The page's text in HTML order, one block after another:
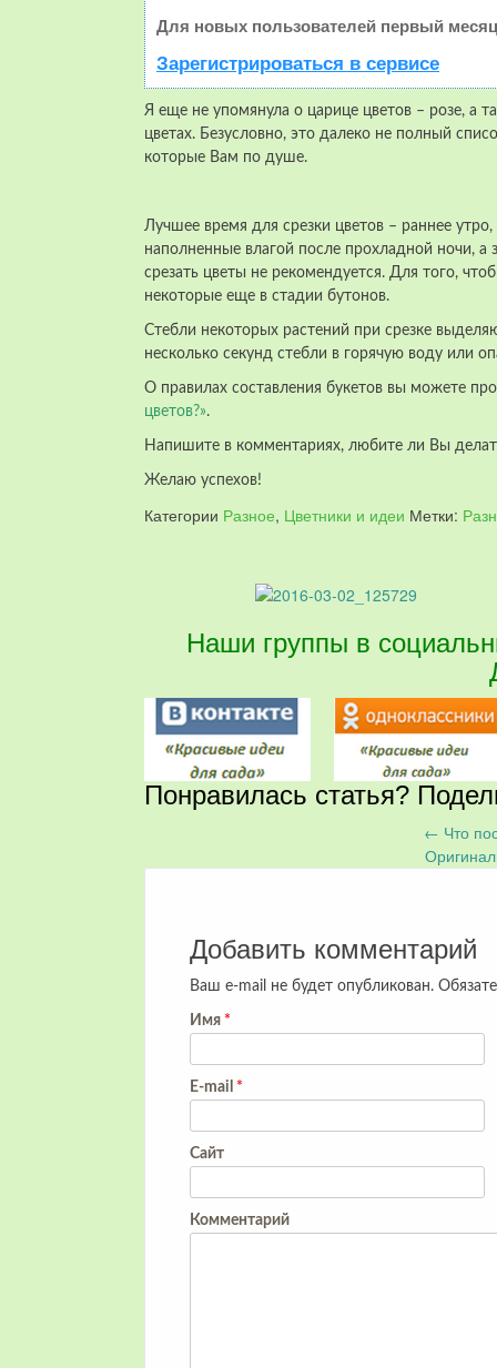
Для новых пользователей первый
Зарегистрироваться в сервисе
Я еще не упомянула о царице цветов – розе, а
цветах. Безусловно, это далеко не полный
которые Вам по душе.
Лучшее время для срезки цветов – раннее
наполненные влагой после прохладной ночи,
срезать цветы не рекомендуется. Для того,
некоторые еще в стадии бутонов.
Стебли некоторых растений при срезке
несколько секунд стебли в горячую воду или
О правилах составления букетов вы можете
цветов?».
Напишите в комментариях, любите ли Вы
Желаю успехов!
Категории Разное, Цветники и идеи Метки:
Наши группы в
Понравилась статья?
Запись
← Что
Добавить комментарий
Ваш e-mail не будет опубликован.
Имя *
E-mail *
Сайт
Комментарий